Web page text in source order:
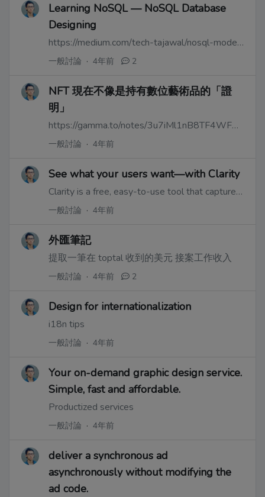
Learning NoSQL — NoSQL Database
Designing
https://medium.com/tech-tajawal/nosql-modeling-database-structuring-part-ii-4c364c4bc17a
一般討論 · 4年前 2
NFT 現在不像是持有數位藝術品的「證
明」
https://gamma.to/notes/3u7iMl1nB8TF4WF9boNH
一般討論 · 4年前
See what your users want—with Clarity
Clarity is a free, easy-to-use tool that captures how real people actually use your site. Setup is easy and you'll start getting data in minutes.
一般討論 · 4年前
外匯筆記
提取一筆在 toptal 收到的美元 接案工作收入
一般討論 · 4年前 2
Design for internationalization
i18n tips
一般討論 · 4年前
Your on-demand graphic design service.
Simple, fast and affordable.
Productized services
一般討論 · 4年前
deliver a synchronous ad
asynchronously without modifying the
ad code.